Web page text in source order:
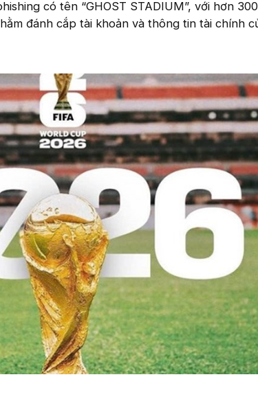
có tên “GHOST STADIUM”, với hơn
đánh cắp tài khoản và thông tin tài chính